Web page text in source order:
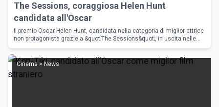
The Sessions, coraggiosa Helen Hunt
candidata all'Oscar
Il premio Oscar Helen Hunt, candidata nella categoria di miglior attrice
non protagonista grazie a &quot;The Sessions&quot;, in uscita nelle
Cinema > News